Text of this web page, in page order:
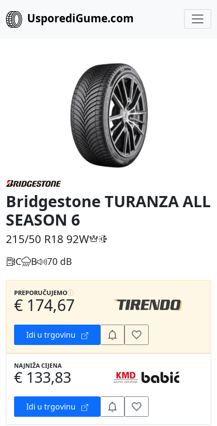
UsporediGume.com
Bridgestone TURANZA ALL
SEASON 6
215/50 R18 92W
C B 70 dB
PREPORUČUJEMO
€ 174,67
Idi u trgovinu
NAJNIŽA CIJENA
€ 133,83
Idi u trgovinu